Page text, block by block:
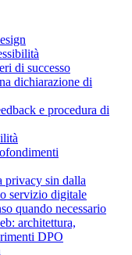
di successo
dichiarazione di
e procedura di
privacy sin dalla
servizio digitale
quando necessario
architettura,
DPO